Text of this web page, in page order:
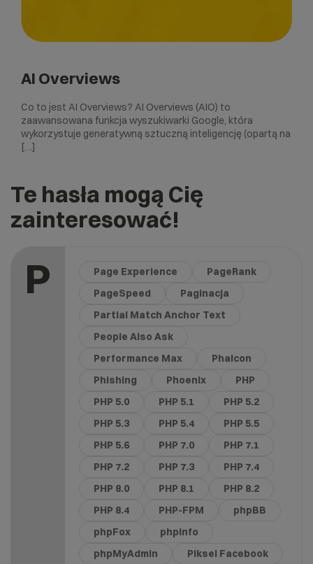
AI Overviews
Co to jest AI Overviews? AI Overviews (AIO) to
zaawansowana funkcja wyszukiwarki Google, która
wykorzystuje generatywną sztuczną inteligencję (opartą na
[…]
Te hasła mogą Cię
zainteresować!
P Page Experience
PageRank
PageSpeed
Paginacja
Partial Match Anchor Text
People Also Ask
Performance Max
Phalcon
Phishing
Phoenix
PHP
PHP 5.0
PHP 5.1
PHP 5.2
PHP 5.3
PHP 5.4
PHP 5.5
PHP 5.6
PHP 7.0
PHP 7.1
PHP 7.2
PHP 7.3
PHP 7.4
PHP 8.0
PHP 8.1
PHP 8.2
PHP 8.4
PHP-FPM
phpBB
phpFox
phpinfo
phpMyAdmin
Piksel Facebook